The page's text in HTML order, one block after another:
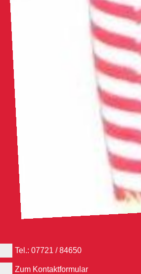
Tel.: 07721 / 84650
Zum Kontaktformular